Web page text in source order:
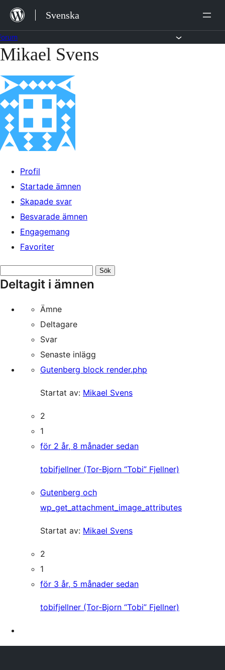
Hoppa
innehåll
Svenska
Hoppa
innehållet
Mikael Svens
Profil
Startade ämnen
Skapade svar
Besvarade ämnen
Engagemang
Favoriter
ämnen:
Deltagit i ämnen
Ämne
Deltagare
Svar
Senaste inlägg
Gutenberg block render.php
Startat av: Mikael Svens
2
1
för 2 år, 8 månader sedan
tobifjellner (Tor-Bjorn “Tobi” Fjellner)
Gutenberg och
wp_get_attachment_image_attributes
Startat av: Mikael Svens
2
1
för 3 år, 5 månader sedan
tobifjellner (Tor-Bjorn “Tobi” Fjellner)